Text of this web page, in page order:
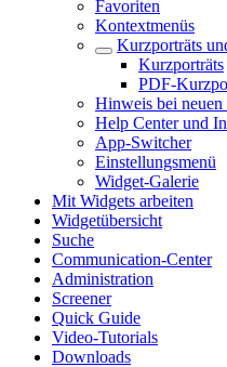
Favoriten
Kontextmenüs
Kurzporträts
Kurzporträts
PDF-
Hinweis bei neuen
Help Center und
App-Switcher
Einstellungsmenü
Widget-Galerie
Mit Widgets arbeiten
Widgetübersicht
Suche
Communication-Center
Administration
Screener
Quick Guide
Video-Tutorials
Downloads